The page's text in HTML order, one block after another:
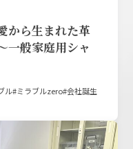
から生まれた革
一般家庭用シャ
ル ミラブルzero 会社誕生